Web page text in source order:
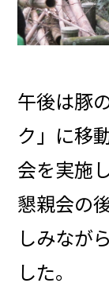
午後は豚
ク」に移
会を実施
懇親会の
しみなが
した。